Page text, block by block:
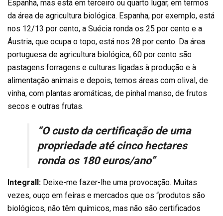
Espanha, mas está em terceiro ou quarto lugar, em termos
da área de agricultura biológica. Espanha, por exemplo, está
nos 12/13 por cento, a Suécia ronda os 25 por cento e a
Áustria, que ocupa o topo, está nos 28 por cento. Da área
portuguesa de agricultura biológica, 60 por cento são
pastagens forragens e culturas ligadas à produção e à
alimentação animais e depois, temos áreas com olival, de
vinha, com plantas aromáticas, de pinhal manso, de frutos
secos e outras frutas.
“O custo da certificação de uma
propriedade até cinco hectares
ronda os 180 euros/ano”
Integrall: Deixe-me fazer-lhe uma provocação. Muitas
vezes, ouço em feiras e mercados que os “produtos são
biológicos, não têm químicos, mas não são certificados